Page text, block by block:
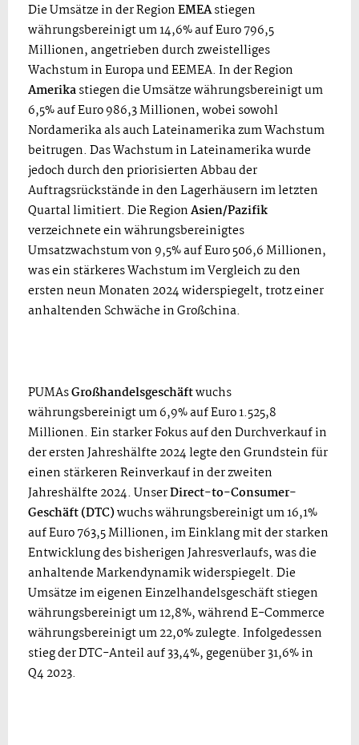
Die Umsätze in der RegionEMEAstiegen
währungsbereinigt um 14,6% auf Euro 796,5
Millionen, angetrieben durch zweistelliges
Wachstum in Europa und EEMEA. In der Region
Amerikastiegen die Umsätze währungsbereinigt um
6,5% auf Euro 986,3 Millionen, wobei sowohl
Nordamerika als auch Lateinamerika zum Wachstum
beitrugen. Das Wachstum in Lateinamerika wurde
jedoch durch den priorisierten Abbau der
Auftragsrückstände in den Lagerhäusern im letzten
Quartal limitiert. Die RegionAsien/Pazifik
verzeichnete ein währungsbereinigtes
Umsatzwachstum von 9,5% auf Euro 506,6 Millionen,
was ein stärkeres Wachstum im Vergleich zu den
ersten neun Monaten 2024 widerspiegelt, trotz einer
anhaltenden Schwäche in Großchina.
PUMAsGroßhandelsgeschäftwuchs
währungsbereinigt um 6,9% auf Euro 1.525,8
Millionen. Ein starker Fokus auf den Durchverkauf in
der ersten Jahreshälfte 2024 legte den Grundstein für
einen stärkeren Reinverkauf in der zweiten
Jahreshälfte 2024. UnserDirect-to-Consumer-
Geschäft (DTC)wuchs währungsbereinigt um 16,1%
auf Euro 763,5 Millionen, im Einklang mit der starken
Entwicklung des bisherigen Jahresverlaufs, was die
anhaltende Markendynamik widerspiegelt. Die
Umsätze im eigenen Einzelhandelsgeschäft stiegen
währungsbereinigt um 12,8%, während E-Commerce
währungsbereinigt um 22,0% zulegte. Infolgedessen
stieg der DTC-Anteil auf 33,4%, gegenüber 31,6% in
Q4 2023.